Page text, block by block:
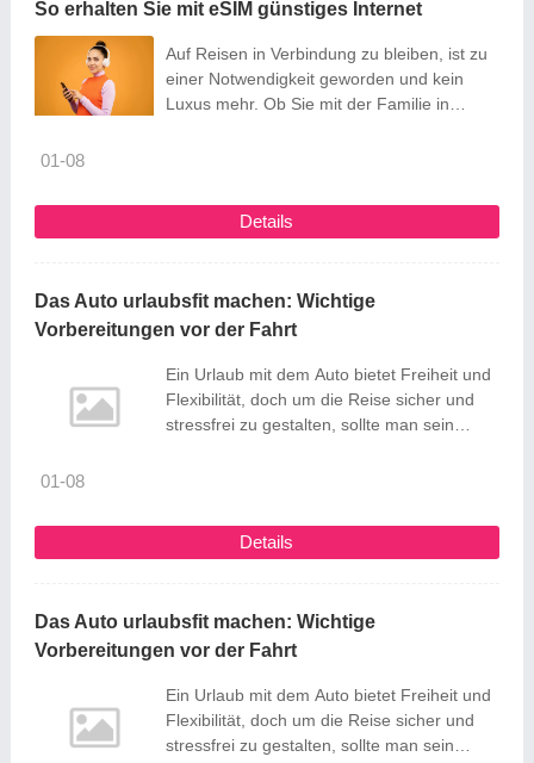
Binder (SPD) nun beim Verkehrsministerium
So erhalten Sie mit eSIM günstiges Internet
Auf Reisen in Verbindung zu bleiben, ist zu
einer Notwendigkeit geworden und kein
Luxus mehr. Ob Sie mit der Familie in
unerlässlich. Traditionelle Lösungen wie
Roaming-Pläne oder der Kauf lokaler SIM-
01-08
Details
Das Auto urlaubsfit machen: Wichtige
Vorbereitungen vor der Fahrt
Ein Urlaub mit dem Auto bietet Freiheit und
Flexibilität, doch um die Reise sicher und
stressfrei zu gestalten, sollte man sein
die Sicherheit bis hin zu praktischen Dingen
für unterwegs. Eine gründliche Planung der
01-08
Details
Das Auto urlaubsfit machen: Wichtige
Vorbereitungen vor der Fahrt
Ein Urlaub mit dem Auto bietet Freiheit und
Flexibilität, doch um die Reise sicher und
stressfrei zu gestalten, sollte man sein